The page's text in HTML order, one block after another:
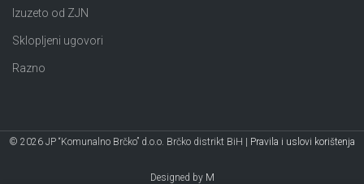
Izuzeto od ZJN
Sklopljeni ugovori
Razno
© 2026 JP “Komunalno Brčko” d.o.o. Brčko distrikt BiH | Pravila i uslovi korištenja
Designed by M